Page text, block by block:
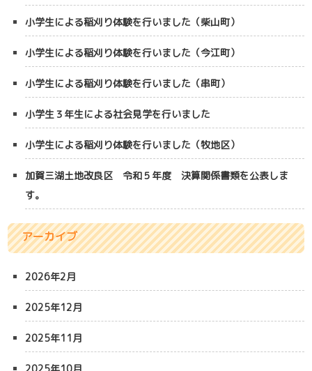
小学生による稲刈り体験を行いました（柴山町）
小学生による稲刈り体験を行いました（今江町）
小学生による稲刈り体験を行いました（串町）
小学生３年生による社会見学を行いました
小学生による稲刈り体験を行いました（牧地区）
加賀三湖土地改良区 令和５年度 決算関係書類を公表しま
す。
アーカイブ
2026年2月
2025年12月
2025年11月